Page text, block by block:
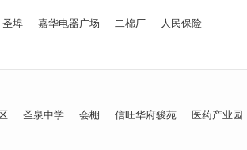
圣埠 嘉华电器广场 二棉厂 人民保险
圣泉中学 会棚 信旺华府骏苑 医药产业园